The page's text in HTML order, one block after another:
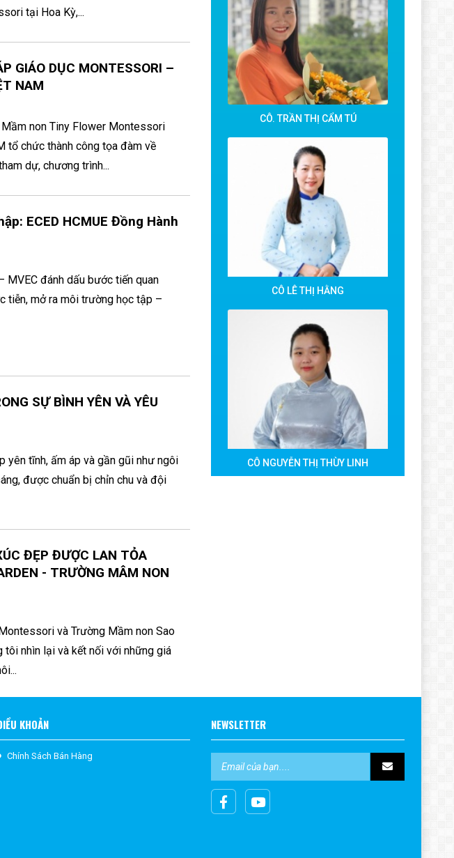
tại Hoa Kỳ,...
GIÁO DỤC MONTESSORI –
NAM
non Tiny Flower Montessori
tổ chức thành công tọa đàm về
dự, chương trình...
ECED HCMUE Đồng Hành
MVEC đánh dấu bước tiến quan
tiễn, mở ra môi trường học tập –
SỰ BÌNH YÊN VÀ YÊU
yên tĩnh, ấm áp và gần gũi như ngôi
được chuẩn bị chỉn chu và đội
ĐẸP ĐƯỢC LAN TỎA
- TRƯỜNG MÂM NON
và Trường Mầm non Sao
nhìn lại và kết nối với những giá
CÔ. TRẦN THỊ CẨM TÚ
CÔ LÊ THỊ HẰNG
CÔ NGUYỄN THỊ THÙY LINH
KHOẢN
Chính Sách Bán Hàng
NEWSLETTER